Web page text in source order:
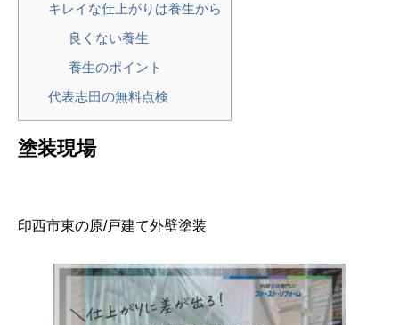
キレイな仕上がりは養生から
良くない養生
養生のポイント
代表志田の無料点検
塗装現場
印西市東の原/戸建て外壁塗装